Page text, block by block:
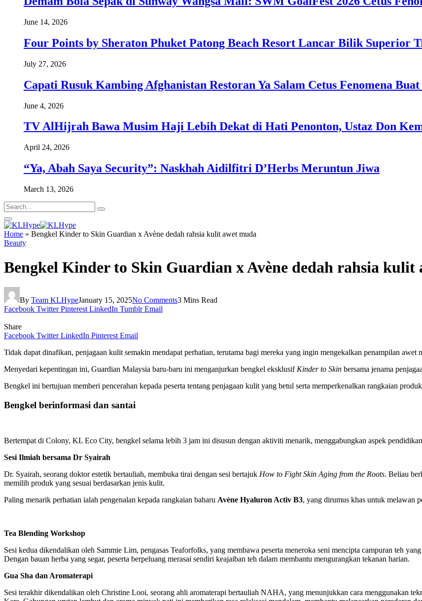
June 14, 2026
Four Points by Sheraton Phuket Patong Beach Resort Lancar Bilik Superior
July 27, 2026
Capati Rusuk Kambing Afghanistan Restoran Ya Salam Cetus Fenomena
June 4, 2026
TV AlHijrah Bawa Musim Haji Lebih Dekat di Hati Penonton, Ustaz Don
April 24, 2026
“Ya, Abah Saya Security”: Naskhah Aidilfitri D’Herbs Meruntun Jiwa
March 13, 2026
Home » Bengkel Kinder to Skin Guardian x Avène dedah rahsia kulit awet muda
Beauty
Bengkel Kinder to Skin Guardian x Avène dedah rahsia kulit
By Team KLHypeJanuary 15, 2025No Comments3 Mins Read
Facebook Twitter Pinterest LinkedIn Tumblr Email
Share
Facebook Twitter LinkedIn Pinterest Email
Tidak dapat dinafikan, penjagaan kulit semakin mendapat perhatian, terutama bagi mereka yang ingin mengekalkan penampilan awet
Menyedari kepentingan ini, Guardian Malaysia baru-baru ini menganjurkan bengkel eksklusif Kinder to Skin bersama jenama
Bengkel ini bertujuan memberi pencerahan kepada peserta tentang penjagaan kulit yang betul serta memperkenalkan rangkaian
Bengkel berinformasi dan santai
Bertempat di Colony, KL Eco City, bengkel selama lebih 3 jam ini disusun dengan aktiviti menarik, menggabungkan aspek
Sesi Ilmiah bersama Dr Syairah
Dr. Syairah, seorang doktor estetik bertauliah, membuka tirai dengan sesi bertajuk How to Fight Skin Aging from the Roots. Beliau
memilih produk yang sesuai berdasarkan jenis kulit.
Paling menarik perhatian ialah pengenalan kepada rangkaian baharu Avène Hyaluron Activ B3, yang dirumus khas untuk melawan
Tea Blending Workshop
Sesi kedua dikendalikan oleh Sammie Lim, pengasas Teaforfolks, yang membawa peserta meneroka seni mencipta campuran teh
Dengan bauan herba yang segar, peserta berpeluang merasai sendiri keajaiban teh dalam membantu mengurangkan tekanan harian.
Gua Sha dan Aromaterapi
Sesi terakhir dikendalikan oleh Christine Looi, seorang ahli aromaterapi bertauliah NAHA, yang menunjukkan cara menggunakan